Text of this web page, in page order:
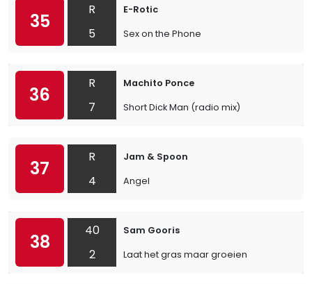
35
R
5
E-Rotic
Sex on the Phone
36
R
7
Machito Ponce
Short Dick Man (radio mix)
37
R
4
Jam & Spoon
Angel
38
40
2
Sam Gooris
Laat het gras maar groeien